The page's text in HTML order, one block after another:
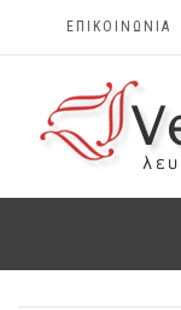
ΕΠΙΚΟΙΝΩΝΊΑ